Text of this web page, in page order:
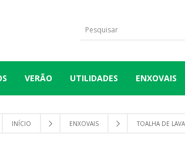
VERÃO UTILIDADES ENXOVAIS
INÍCIO ENXOVAIS TOALHA DE